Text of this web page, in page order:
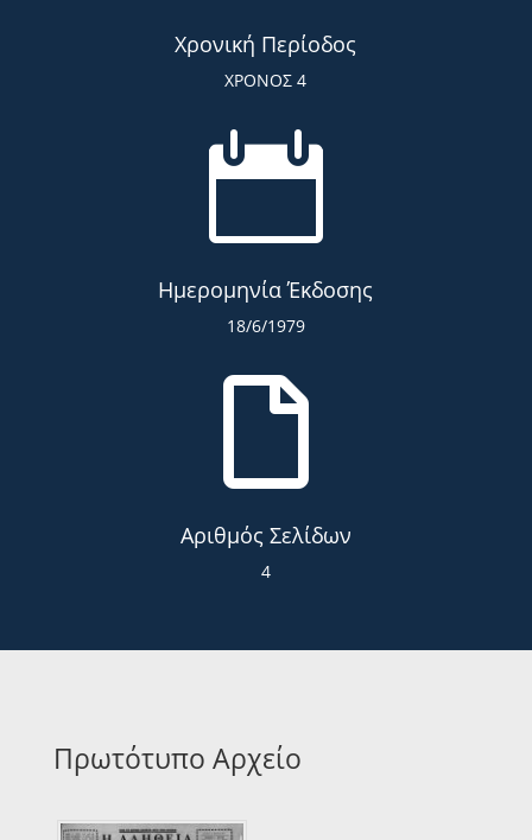
Χρονική Περίοδος
ΧΡΟΝΟΣ 4

Ημερομηνία Έκδοσης
18/6/1979

Αριθμός Σελίδων
4
Πρωτότυπο Αρχείο